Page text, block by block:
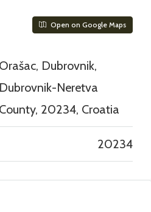
Open on Google Maps
Orašac, Dubrovnik,
Dubrovnik-Neretva
County, 20234, Croatia
20234